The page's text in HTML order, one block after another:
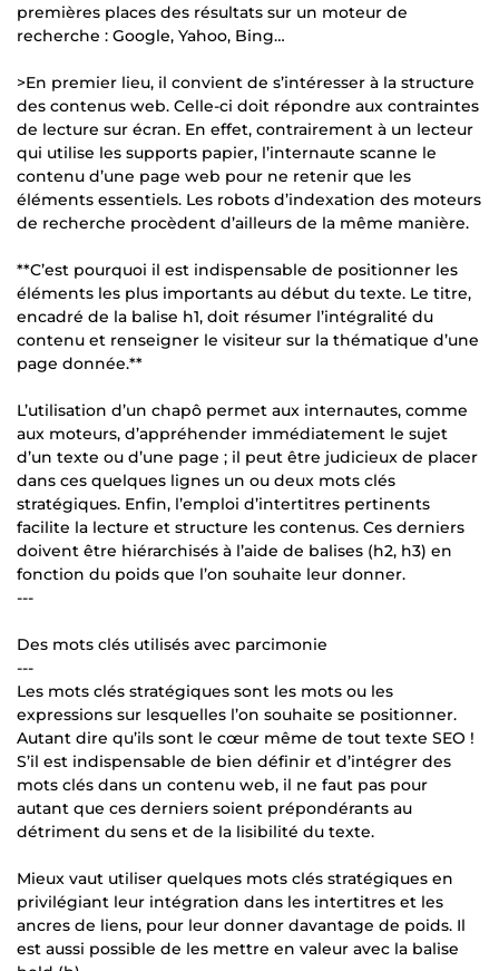
premières places des résultats sur un moteur de
recherche : Google, Yahoo, Bing…
>En premier lieu, il convient de s’intéresser à la structure
des contenus web. Celle-ci doit répondre aux contraintes
de lecture sur écran. En effet, contrairement à un lecteur
qui utilise les supports papier, l’internaute scanne le
contenu d’une page web pour ne retenir que les
éléments essentiels. Les robots d’indexation des moteurs
de recherche procèdent d’ailleurs de la même manière.
**C’est pourquoi il est indispensable de positionner les
éléments les plus importants au début du texte. Le titre,
encadré de la balise h1, doit résumer l’intégralité du
contenu et renseigner le visiteur sur la thématique d’une
page donnée.**
L’utilisation d’un chapô permet aux internautes, comme
aux moteurs, d’appréhender immédiatement le sujet
d’un texte ou d’une page ; il peut être judicieux de placer
dans ces quelques lignes un ou deux mots clés
stratégiques. Enfin, l’emploi d’intertitres pertinents
facilite la lecture et structure les contenus. Ces derniers
doivent être hiérarchisés à l’aide de balises (h2, h3) en
fonction du poids que l’on souhaite leur donner.
---
Des mots clés utilisés avec parcimonie
---
Les mots clés stratégiques sont les mots ou les
expressions sur lesquelles l’on souhaite se positionner.
Autant dire qu’ils sont le cœur même de tout texte SEO !
S’il est indispensable de bien définir et d’intégrer des
mots clés dans un contenu web, il ne faut pas pour
autant que ces derniers soient prépondérants au
détriment du sens et de la lisibilité du texte.
Mieux vaut utiliser quelques mots clés stratégiques en
privilégiant leur intégration dans les intertitres et les
ancres de liens, pour leur donner davantage de poids. Il
est aussi possible de les mettre en valeur avec la balise